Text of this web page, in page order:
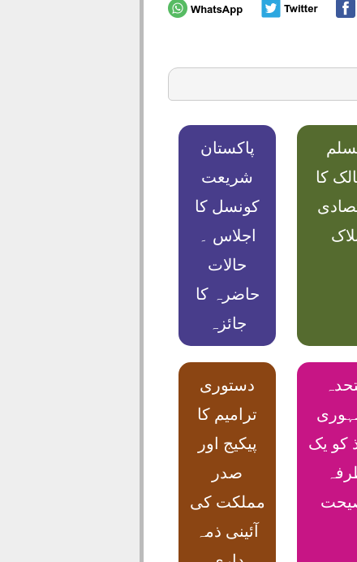
کا
پاکستان
شریعت
کونسل کا
اجلاس ۔
حالات
حاضرہ کا
جائزہ
کو یک
دستوری
ترامیم کا
پیکیج اور
صدر
مملکت کی
آئینی ذمہ